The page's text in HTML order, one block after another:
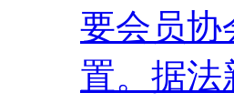
要会员协
置。据法